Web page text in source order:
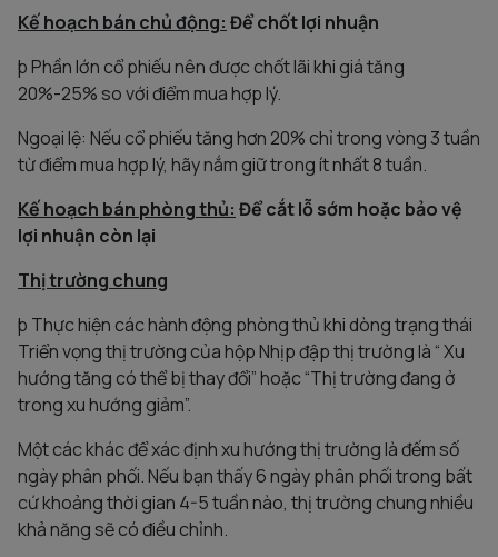
Kế hoạch bán chủ động: Để chốt lợi nhuận
þ Phần lớn cổ phiếu nên được chốt lãi khi giá tăng
20%-25% so với điểm mua hợp lý.
Ngoại lệ: Nếu cổ phiếu tăng hơn 20% chỉ trong vòng 3 tuần
từ điểm mua hợp lý, hãy nắm giữ trong ít nhất 8 tuần.
Kế hoạch bán phòng thủ: Để cắt lỗ sớm hoặc bảo vệ
lợi nhuận còn lại
Thị trường chung
þ Thực hiện các hành động phòng thủ khi dòng trạng thái
Triển vọng thị trường của hộp Nhịp đập thị trường là “ Xu
hướng tăng có thể bị thay đổi” hoặc “Thị trường đang ở
trong xu hướng giảm”.
Một các khác để xác định xu hướng thị trường là đếm số
ngày phân phối. Nếu bạn thấy 6 ngày phân phối trong bất
cứ khoảng thời gian 4-5 tuần nào, thị trường chung nhiều
khả năng sẽ có điều chỉnh.